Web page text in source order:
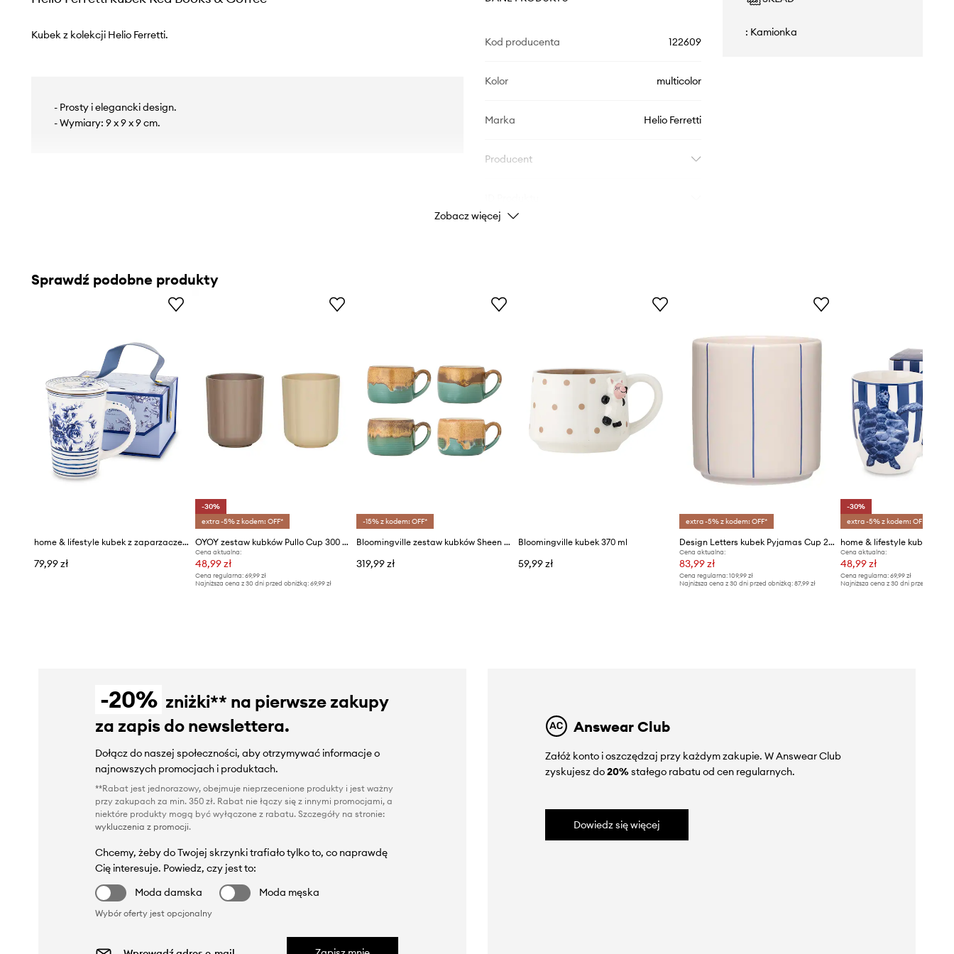
Kubek z kolekcji Helio Ferretti.
- Prosty i elegancki design.
- Wymiary: 9 x 9 x 9 cm.
Kod producenta 122609
Kolor multicolor
Marka Helio Ferretti
Producent
: Kamionka
Zobacz więcej
Sprawdź podobne produkty
home & lifestyle kubek z zaparzaczem 300 ml
79,99 zł
-30%
extra -5% z kodem: OFF*
OYOY zestaw kubków Pullo Cup 300 ml 2-pack
Cena aktualna:
48,99 zł
Cena regularna:69,99 zł
Najniższa cena z 30 dni przed obniżką:69,99 zł
-15% z kodem: OFF*
Bloomingville zestaw kubków Sheen 400 ml 4-pack
319,99 zł
Bloomingville kubek 370 ml
59,99 zł
extra -5% z kodem: OFF*
Design Letters kubek Pyjamas Cup 250 ml
Cena aktualna:
83,99 zł
Cena regularna:109,99 zł
Najniższa cena z 30 dni przed obniżką:87,99 zł
-30%
extra -5% z kodem: OFF*
home & lifestyle kubek 350
Cena aktualna:
48,99 zł
Cena regularna: 69,99 zł
Najniższa cena z 30 dni przed obniżką:
-20% zniżki** na pierwsze zakupy
za zapis do newslettera.
Dołącz do naszej społeczności, aby otrzymywać informacje o
najnowszych promocjach i produktach.
**Rabat jest jednorazowy, obejmuje nieprzecenione produkty i jest ważny
przy zakupach za min. 350 zł. Rabat nie łączy się z innymi promocjami, a
niektóre produkty mogą być wyłączone z rabatu. Szczegóły na stronie:
wykluczenia z promocji.
Chcemy, żeby do Twojej skrzynki trafiało tylko to, co naprawdę
Cię interesuje. Powiedz, czy jest to:
Moda damska
Moda męska
Wybór oferty jest opcjonalny
Answear Club
Załóż konto i oszczędzaj przy każdym zakupie. W Answear Club
zyskujesz do20%stałego rabatu od cen regularnych.
Dowiedz się więcej